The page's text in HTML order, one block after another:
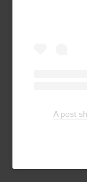
A post